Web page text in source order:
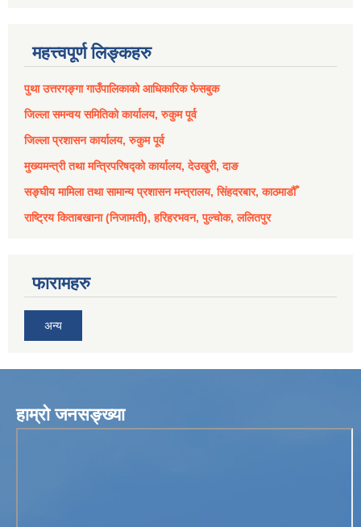
महत्त्वपूर्ण लिङ्कहरु
पुथा उत्तरगङ्गा गाउँपालिकाको आधिकारिक फेसबुक
जिल्ला समन्वय समितिको कार्यालय, रुकुम पूर्व
जिल्ला प्रशासन कार्यालय, रुकुम पूर्व
मुख्यमन्त्री तथा मन्त्रिपरिषद्को कार्यालय, देउखुरी, दाङ
सङ्घीय मामिला तथा सामान्य प्रशासन मन्त्रालय, सिंहदरबार, काठमाडौँ
राष्ट्रिय किताबखाना (निजामती), हरिहरभवन, पुल्चोक, ललितपुर
फारामहरु
अन्य
हाम्रो जनसङ्ख्या